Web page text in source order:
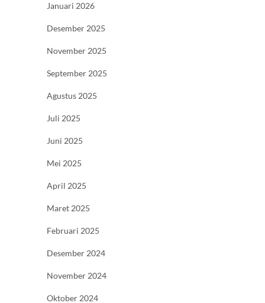
Januari 2026
Desember 2025
November 2025
September 2025
Agustus 2025
Juli 2025
Juni 2025
Mei 2025
April 2025
Maret 2025
Februari 2025
Desember 2024
November 2024
Oktober 2024